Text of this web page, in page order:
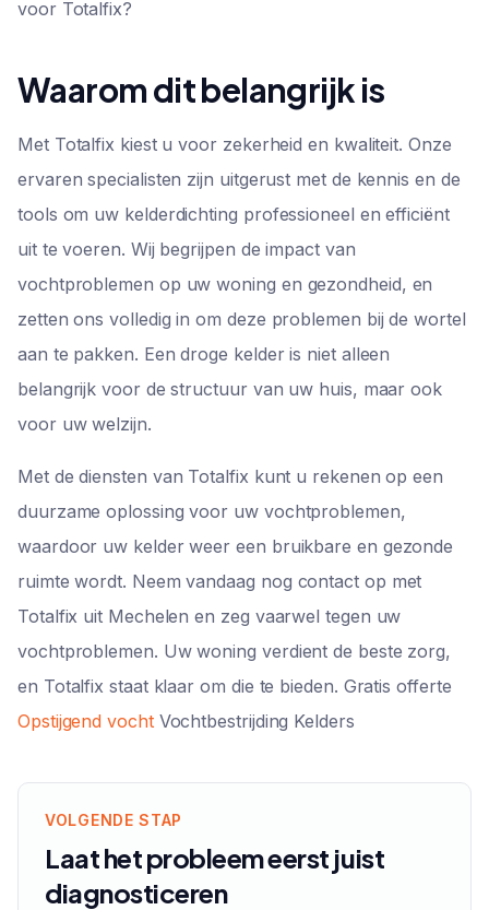
voor Totalfix?
Waarom dit belangrijk is
Met Totalfix kiest u voor zekerheid en kwaliteit. Onze
ervaren specialisten zijn uitgerust met de kennis en de
tools om uw kelderdichting professioneel en efficiënt
uit te voeren. Wij begrijpen de impact van
vochtproblemen op uw woning en gezondheid, en
zetten ons volledig in om deze problemen bij de wortel
aan te pakken. Een droge kelder is niet alleen
belangrijk voor de structuur van uw huis, maar ook
voor uw welzijn.
Met de diensten van Totalfix kunt u rekenen op een
duurzame oplossing voor uw vochtproblemen,
waardoor uw kelder weer een bruikbare en gezonde
ruimte wordt. Neem vandaag nog contact op met
Totalfix uit Mechelen en zeg vaarwel tegen uw
vochtproblemen. Uw woning verdient de beste zorg,
en Totalfix staat klaar om die te bieden. Gratis offerte
Opstijgend vochtVochtbestrijding Kelders
VOLGENDE STAP
Laat het probleem eerst juist
diagnosticeren